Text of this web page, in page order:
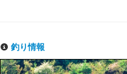
釣り情報